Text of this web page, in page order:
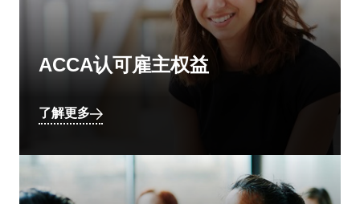
ACCA认可雇主权益
了解更多